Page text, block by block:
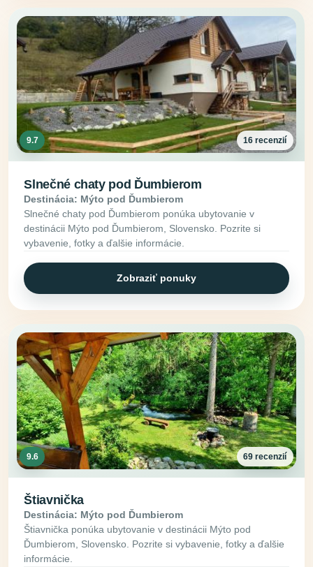
9.7 16 recenzií
Slnečné chaty pod Ďumbierom
Destinácia: Mýto pod Ďumbierom
Slnečné chaty pod Ďumbierom ponúka ubytovanie v
destinácii Mýto pod Ďumbierom, Slovensko. Pozrite si
vybavenie, fotky a ďalšie informácie.
Zobraziť ponuky
9.6 69 recenzií
Štiavnička
Destinácia: Mýto pod Ďumbierom
Štiavnička ponúka ubytovanie v destinácii Mýto pod
Ďumbierom, Slovensko. Pozrite si vybavenie, fotky a ďalšie
informácie.